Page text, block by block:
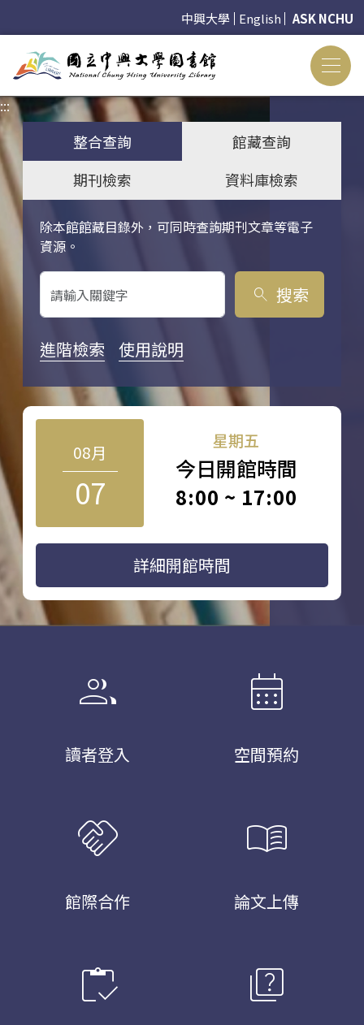
中興大學 English ASK NCHU
:::
整合查詢
館藏查詢
期刊檢索
資料庫檢索
除本館館藏目錄外，可同時查詢期刊文章等電子
資源。
關鍵字搜尋
search 搜索
進階檢索 使用說明
08月
07
星期五
今日開館時間
8:00 ~ 17:00
詳細開館時間
group
讀者登入
calendar_month
空間預約
handshake
館際合作
menu_book
論文上傳
inventory quiz